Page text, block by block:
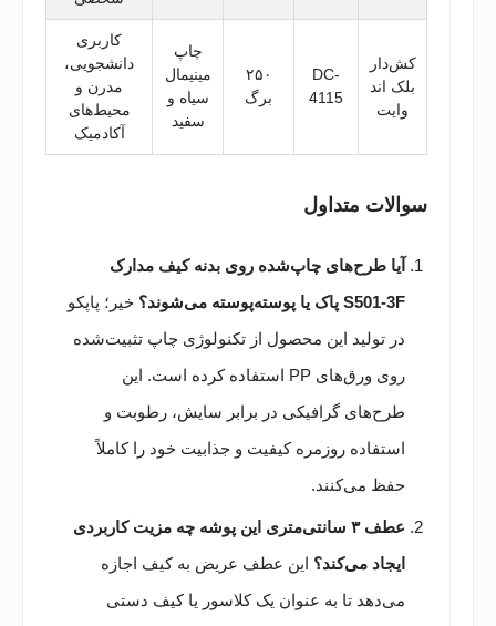
کش‌دار
بلک اند
وایت
DC-
4115
۲۵۰
برگ
چاپ
مینیمال
سیاه و
سفید
کاربری
دانشجویی،
مدرن و
محیط‌های
آکادمیک
سوالات متداول
آیا طرح‌های چاپ‌شده روی بدنه کیف مدارک
S501-3F پاک یا پوسته‌پوسته می‌شوند؟
خیر؛ پاپکو
در تولید این محصول از تکنولوژی چاپ تثبیت‌شده
روی ورق‌های PP استفاده کرده است. این
طرح‌های گرافیکی در برابر سایش، رطوبت و
استفاده روزمره کیفیت و جذابیت خود را کاملاً
حفظ می‌کنند.
عطف ۳ سانتی‌متری این پوشه چه مزیت کاربردی
ایجاد می‌کند؟ این عطف عریض به کیف اجازه
می‌دهد تا به عنوان یک کلاسور یا کیف دستی